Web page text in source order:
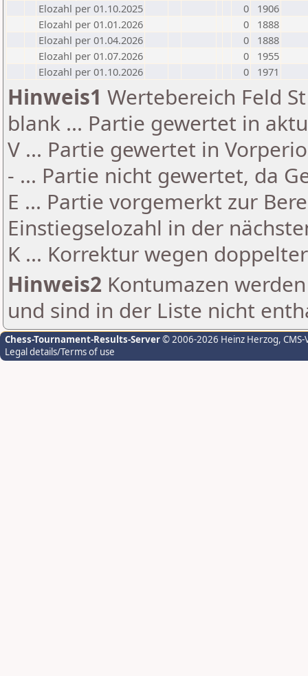
Elozahl per 01.10.2025
0
1906
Elozahl per 01.01.2026
0
1888
Elozahl per 01.04.2026
0
1888
Elozahl per 01.07.2026
0
1955
Elozahl per 01.10.2026
0 1971
Hinweis1 Wertebereich Feld
blank ... Partie gewertet in
V ... Partie gewertet in
- ... Partie nicht gewertet, da
E ... Partie vorgemerkt zur
Einstiegselozahl in der
K ... Korrektur wegen
Hinweis2 Kontumazen
und sind in der Liste nicht
Chess-Tournament-Results-Server© 2006-2026 Heinz Herzog,
Legal details/Terms of use